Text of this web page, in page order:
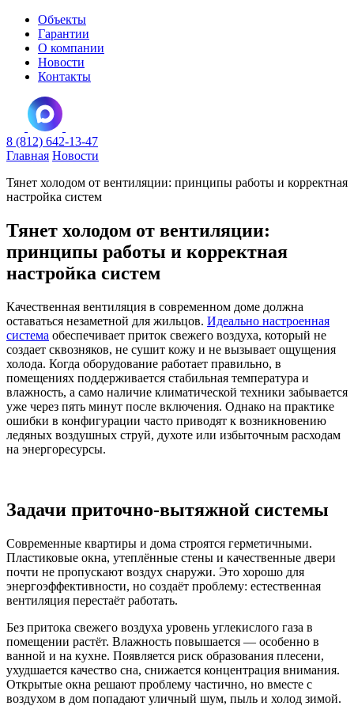
Объекты
Гарантии
О компании
Новости
Контакты
8 (812) 642-13-47
Главная Новости
Тянет холодом от вентиляции: принципы работы и корректная
настройка систем
Тянет холодом от вентиляции:
принципы работы и корректная
настройка систем
Качественная вентиляция в современном доме должна
оставаться незаметной для жильцов. Идеально настроенная
система обеспечивает приток свежего воздуха, который не
создает сквозняков, не сушит кожу и не вызывает ощущения
холода. Когда оборудование работает правильно, в
помещениях поддерживается стабильная температура и
влажность, а само наличие климатической техники забывается
уже через пять минут после включения. Однако на практике
ошибки в конфигурации часто приводят к возникновению
ледяных воздушных струй, духоте или избыточным расходам
на энергоресурсы.
Задачи приточно-вытяжной системы
Современные квартиры и дома строятся герметичными.
Пластиковые окна, утеплённые стены и качественные двери
почти не пропускают воздух снаружи. Это хорошо для
энергоэффективности, но создаёт проблему: естественная
вентиляция перестаёт работать.
Без притока свежего воздуха уровень углекислого газа в
помещении растёт. Влажность повышается — особенно в
ванной и на кухне. Появляется риск образования плесени,
ухудшается качество сна, снижается концентрация внимания.
Открытые окна решают проблему частично, но вместе с
воздухом в дом попадают уличный шум, пыль и холод зимой.